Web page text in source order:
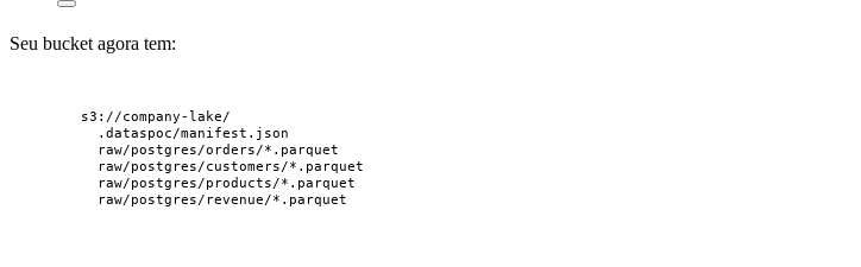
Seu bucket agora tem:
s3://company-lake/
.dataspoc/manifest.json
raw/postgres/orders/*.parquet
raw/postgres/customers/*.parquet
raw/postgres/products/*.parquet
raw/postgres/revenue/*.parquet